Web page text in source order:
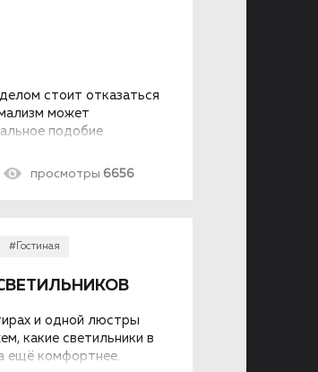
стоит отказаться
может
подобие
уютной и
захламляя
просмотры 6656
#Гостиная
и одной люстры
какие светильники в
ещё комфортнее.